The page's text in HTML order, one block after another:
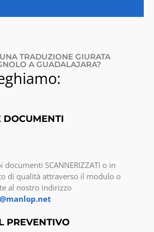
TRADUZIONE GIURATA
A GUADALAJARA?
DOCUMENTI
documenti SCANNERIZZATI o in
di qualità attraverso il modulo o
al nostro indirizzo
PREVENTIVO